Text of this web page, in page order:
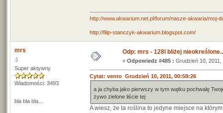
http://www.akwarium.net.pl/forum/nasze-akwaria/moj-
http://filip-stanczyk-akwarium.blogspot.com/
mrs
:)
Super aktywny
Wiadomości: 3493
bla bla bla...
Odp: mrs - 128l bliżej
« Odpowiedz #485 : Grudzień 10, 2011,
Cytat: vento Grudzień 10, 2011, 00:59:26
a ja chyba jako pierwszy w tym wątku pochwalę
żywo zielone liście tej
A wiesz, że ta roślina to jedyne miejsce na